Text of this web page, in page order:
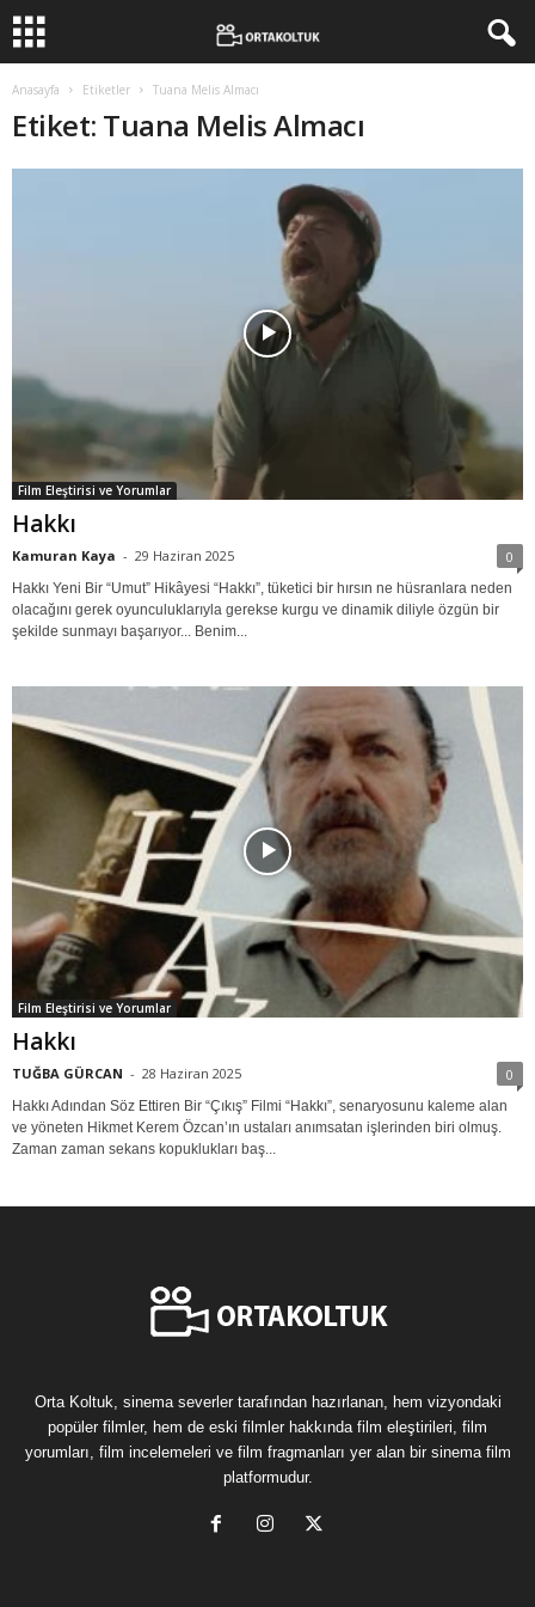
Anasayfa Etiketler Tuana Melis Almacı
Etiket: Tuana Melis Almacı
Film Eleştirisi ve Yorumlar
Hakkı
Kamuran Kaya - 29 Haziran 2025 0
Hakkı Yeni Bir “Umut” Hikâyesi “Hakkı”, tüketici bir hırsın ne hüsranlara neden
olacağını gerek oyunculuklarıyla gerekse kurgu ve dinamik diliyle özgün bir
şekilde sunmayı başarıyor... Benim...
Film Eleştirisi ve Yorumlar
Hakkı
TUĞBA GÜRCAN - 28 Haziran 2025 0
Hakkı Adından Söz Ettiren Bir “Çıkış” Filmi “Hakkı”, senaryosunu kaleme alan
ve yöneten Hikmet Kerem Özcan’ın ustaları anımsatan işlerinden biri olmuş.
Zaman zaman sekans kopuklukları baş...
Orta Koltuk, sinema severler tarafından hazırlanan, hem vizyondaki
popüler filmler, hem de eski filmler hakkında film eleştirileri, film
yorumları, film incelemeleri ve film fragmanları yer alan bir sinema film
platformudur.